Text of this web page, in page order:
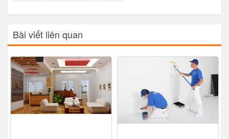
Bài viết liên quan